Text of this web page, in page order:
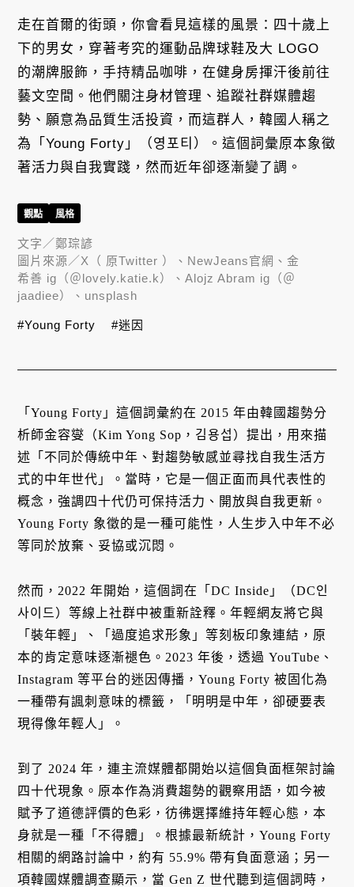
走在首爾的街頭，你會看見這樣的風景：四十歲上
下的男女，穿著考究的運動品牌球鞋及大 LOGO
的潮牌服飾，手持精品咖啡，在健身房揮汗後前往
藝文空間。他們關注身材管理、追蹤社群媒體趨
勢、願意為品質生活投資，而這群人，韓國人稱之
為「Young Forty」（영포티）。這個詞彙原本象徵
著活力與自我實踐，然而近年卻逐漸變了調。
「Young Forty」這個詞彙約在 2015 年由韓國趨勢分
析師金容燮（Kim Yong Sop，김용섭）提出，用來描
述「不同於傳統中年、對趨勢敏感並尋找自我生活方
式的中年世代」。當時，它是一個正面而具代表性的
概念，強調四十代仍可保持活力、開放與自我更新。
Young Forty 象徵的是一種可能性，人生步入中年不必
等同於放棄、妥協或沉悶。
然而，2022 年開始，這個詞在「DC Inside」（DC인
사이드）等線上社群中被重新詮釋。年輕網友將它與
「裝年輕」、「過度追求形象」等刻板印象連結，原
本的肯定意味逐漸褪色。2023 年後，透過 YouTube、
Instagram 等平台的迷因傳播，Young Forty 被固化為
一種帶有諷刺意味的標籤，「明明是中年，卻硬要表
現得像年輕人」。
到了 2024 年，連主流媒體都開始以這個負面框架討論
四十代現象。原本作為消費趨勢的觀察用語，如今被
賦予了道德評價的色彩，彷彿選擇維持年輕心態，本
身就是一種「不得體」。根據最新統計，Young Forty
相關的網路討論中，約有 55.9% 帶有負面意涵；另一
項韓國媒體調查顯示，當 Gen Z 世代聽到這個詞時，
觀點 風格
文字／鄭琮諺
圖片來源／X（ 原Twitter ）、NewJeans官網、金
希善 ig（＠lovely.katie.k）、Alojz Abram ig（＠
jaadiee）、unsplash
#Young Forty #迷因